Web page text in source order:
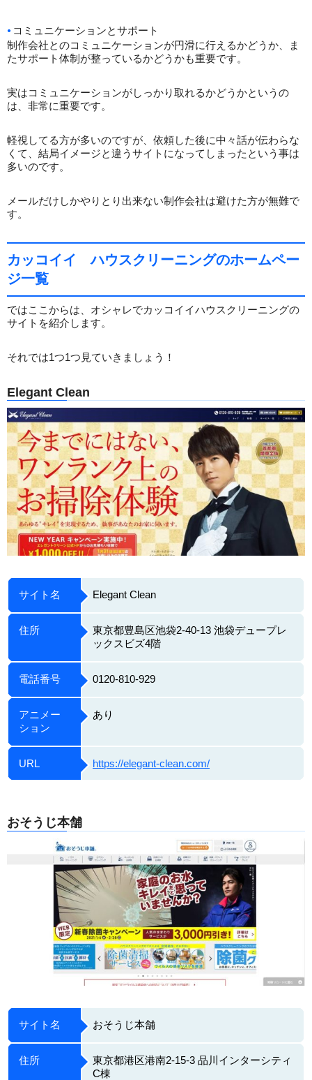
コミュニケーションとサポート
制作会社とのコミュニケーションが円滑に行えるかどうか、ま
たサポート体制が整っているかどうかも重要です。
実はコミュニケーションがしっかり取れるかどうかというの
は、非常に重要です。
軽視してる方が多いのですが、依頼した後に中々話が伝わらな
くて、結局イメージと違うサイトになってしまったという事は
多いのです。
メールだけしかやりとり出来ない制作会社は避けた方が無難で
す。
カッコイイ ハウスクリーニングのホームペー
ジ一覧
ではここからは、オシャレでカッコイイハウスクリーニングの
サイトを紹介します。
それでは1つ1つ見ていきましょう！
Elegant Clean
サイト名 Elegant Clean
住所
東京都豊島区池袋2-40-13 池袋デュープレ
ックスビズ4階
電話番号 0120-810-929
アニメー
ション
あり
URL https://elegant-clean.com/
おそうじ本舗
サイト名 おそうじ本舗
住所
東京都港区港南2-15-3 品川インターシティ
C棟